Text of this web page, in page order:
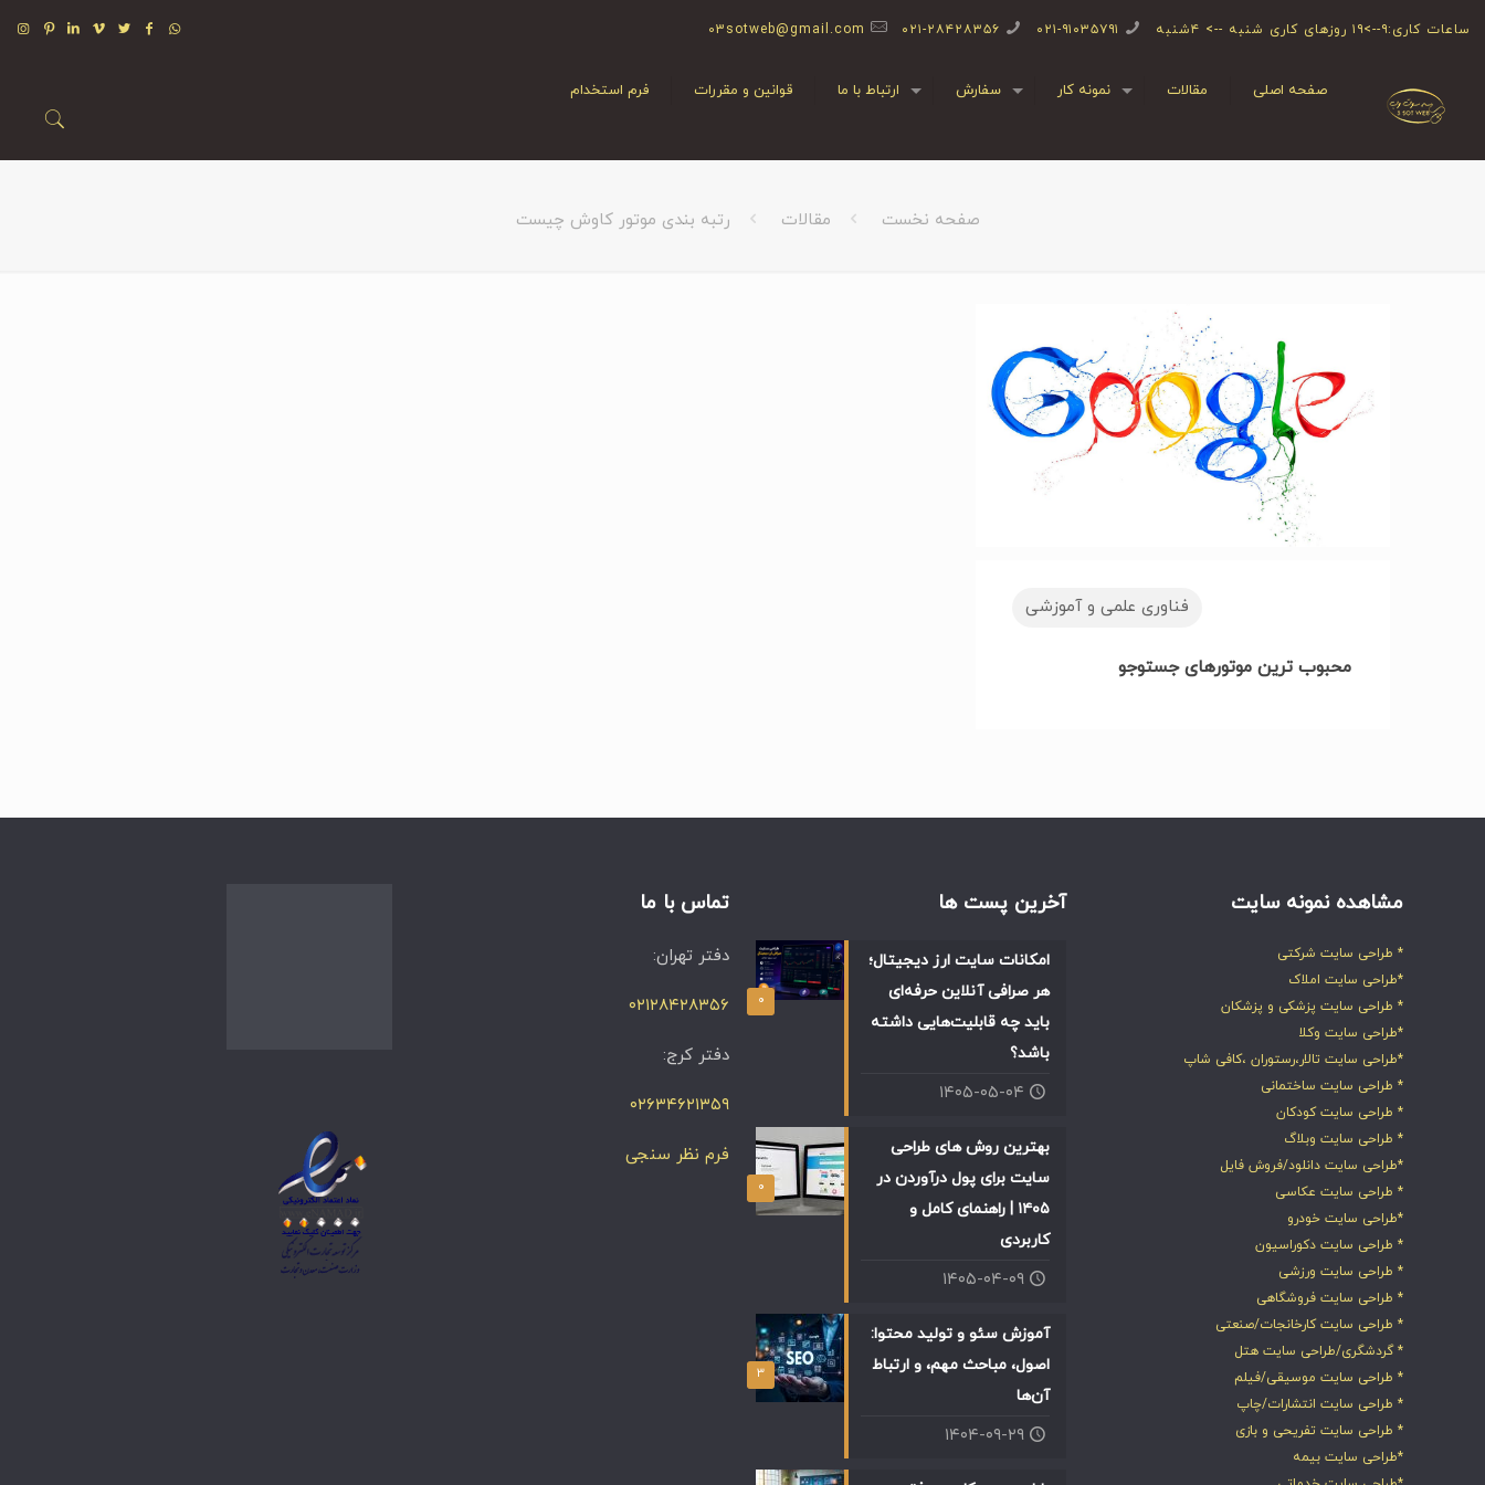
ساعات کاری:۹-->۱۹ روزهای کاری شنبه --> ۴شنبه ۰۲۱-۹۱۰۳۵۷۹۱ ۰۲۱-۲۸۴۲۸۳۵۶ 03sotweb@gmail.com
صفحه اصلی مقالات نمونه کار سفارش ارتباط با ما قوانین و مقررات فرم استخدام
صفحه نخست مقالات رتبه بندی موتور کاوش چیست
فناوری علمی و آموزشی
محبوب ترین موتورهای جستوجو
مشاهده نمونه سایت
* طراحی سایت شرکتی
*طراحی سایت املاک
* طراحی سایت پزشکی و پزشکان
*طراحی سایت وکلا
*طراحی سایت تالار،رستوران ،کافی شاپ
* طراحی سایت ساختمانی
* طراحی سایت کودکان
* طراحی سایت وبلاگ
*طراحی سایت دانلود/فروش فایل
* طراحی سایت عکاسی
*طراحی سایت خودرو
* طراحی سایت دکوراسیون
* طراحی سایت ورزشی
* طراحی سایت فروشگاهی
* طراحی سایت کارخانجات/صنعتی
* گردشگری/طراحی سایت هتل
* طراحی سایت موسیقی/فیلم
* طراحی سایت انتشارات/چاپ
* طراحی سایت تفریحی و بازی
*طراحی سایت بیمه
آخرین پست ها
۰
امکانات سایت ارز دیجیتال؛
هر صرافی آنلاین حرفه‌ای
باید چه قابلیت‌هایی داشته
باشد؟
۱۴۰۵-۰۵-۰۴
۰
بهترین روش های طراحی
سایت برای پول درآوردن در
۱۴۰۵ | راهنمای کامل و
کاربردی
۱۴۰۵-۰۴-۰۹
۳
آموزش سئو و تولید محتوا:
اصول، مباحث مهم، و ارتباط
آن‌ها
۱۴۰۴-۰۹-۲۹
تماس با ما
دفتر تهران:
۰۲۱۲۸۴۲۸۳۵۶
دفتر کرج:
۰۲۶۳۴۶۲۱۳۵۹
فرم نظر سنجی